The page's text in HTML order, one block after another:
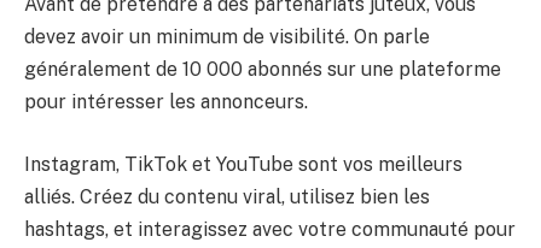
Avant de prétendre à des partenariats juteux, vous
devez avoir un minimum de visibilité. On parle
généralement de 10 000 abonnés sur une plateforme
pour intéresser les annonceurs.
Instagram, TikTok et YouTube sont vos meilleurs
alliés. Créez du contenu viral, utilisez bien les
hashtags, et interagissez avec votre communauté pour